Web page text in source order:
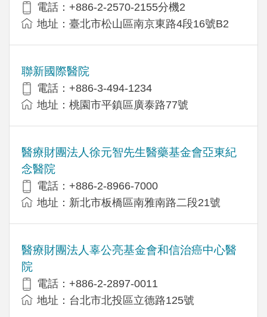
電話：+886-2-2570-2155分機2
地址：臺北市松山區南京東路4段16號B2
聯新國際醫院
電話：+886-3-494-1234
地址：桃園市平鎮區廣泰路77號
醫療財團法人徐元智先生醫藥基金會亞東紀
念醫院
電話：+886-2-8966-7000
地址：新北市板橋區南雅南路二段21號
醫療財團法人辜公亮基金會和信治癌中心醫
院
電話：+886-2-2897-0011
地址：台北市北投區立德路125號